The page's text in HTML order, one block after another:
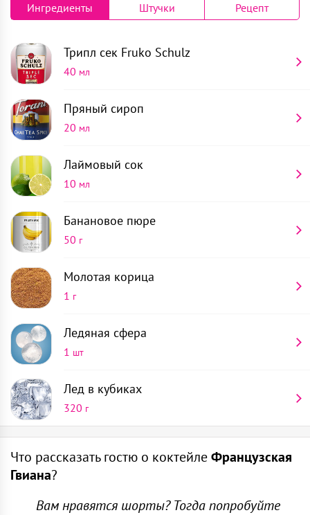
Ингредиенты Штучки Рецепт
Трипл сек Fruko Schulz
40 мл
Пряный сироп
20 мл
Лаймовый сок
10 мл
Банановое пюре
50 г
Молотая корица
1 г
Ледяная сфера
1 шт
Лед в кубиках
320 г
Шейкер
Положи в рокс ледяную сферу
Что рассказать гостю о коктейлеФранцузская
Гвиана?
Вам нравятся шорты? Тогда попробуйте